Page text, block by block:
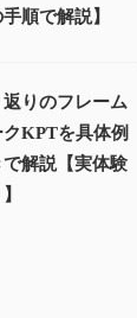
順で解説】
りのフレーム
クKPTを具体例
解説【実体験